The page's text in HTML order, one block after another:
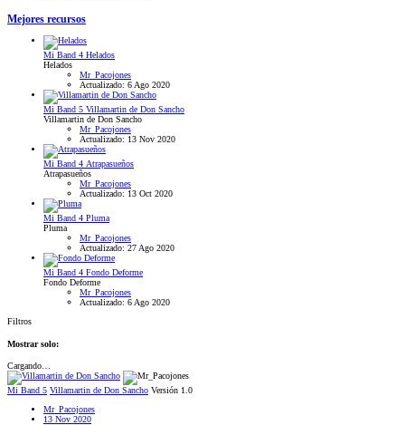
Mejores recursos
Mi Band 4 Helados
Helados
Mr_Pacojones
Actualizado: 6 Ago 2020
Mi Band 5 Villamartin de Don Sancho
Villamartin de Don Sancho
Mr_Pacojones
Actualizado: 13 Nov 2020
Mi Band 4 Atrapasueños
Atrapasueños
Mr_Pacojones
Actualizado: 13 Oct 2020
Mi Band 4 Pluma
Pluma
Mr_Pacojones
Actualizado: 27 Ago 2020
Mi Band 4 Fondo Deforme
Fondo Deforme
Mr_Pacojones
Actualizado: 6 Ago 2020
Filtros
Mostrar solo:
Cargando…
Mi Band 5 Villamartin de Don Sancho Versión 1.0
Mr_Pacojones
13 Nov 2020